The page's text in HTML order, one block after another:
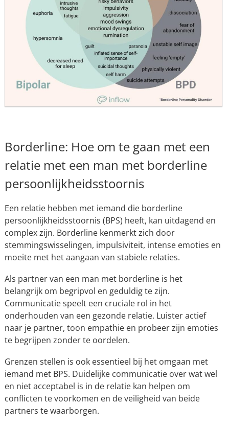
Borderline: Hoe om te gaan met een
relatie met een man met borderline
persoonlijkheidsstoornis
Een relatie hebben met iemand die borderline
persoonlijkheidsstoornis (BPS) heeft, kan uitdagend en
complex zijn. Borderline kenmerkt zich door
stemmingswisselingen, impulsiviteit, intense emoties en
moeite met het aangaan van stabiele relaties.
Als partner van een man met borderline is het
belangrijk om begripvol en geduldig te zijn.
Communicatie speelt een cruciale rol in het
onderhouden van een gezonde relatie. Luister actief
naar je partner, toon empathie en probeer zijn emoties
te begrijpen zonder te oordelen.
Grenzen stellen is ook essentieel bij het omgaan met
iemand met BPS. Duidelijke communicatie over wat wel
en niet acceptabel is in de relatie kan helpen om
conflicten te voorkomen en de veiligheid van beide
partners te waarborgen.